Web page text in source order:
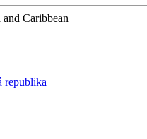
Caribbean
republika